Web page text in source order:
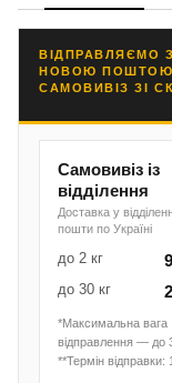
ВІДПРАВЛЯЄМО
НОВОЮ
САМОВИВІЗ ЗІ
Самовивіз із
відділення
Доставка у
пошти по Україні
до 2 кг
до 30 кг
*Максимальна вага
відправлення — до
**Термін відправки: